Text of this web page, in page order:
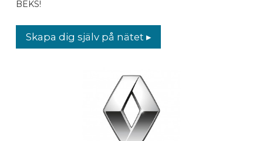
BEKS!
Skapa dig själv på nätet ▸